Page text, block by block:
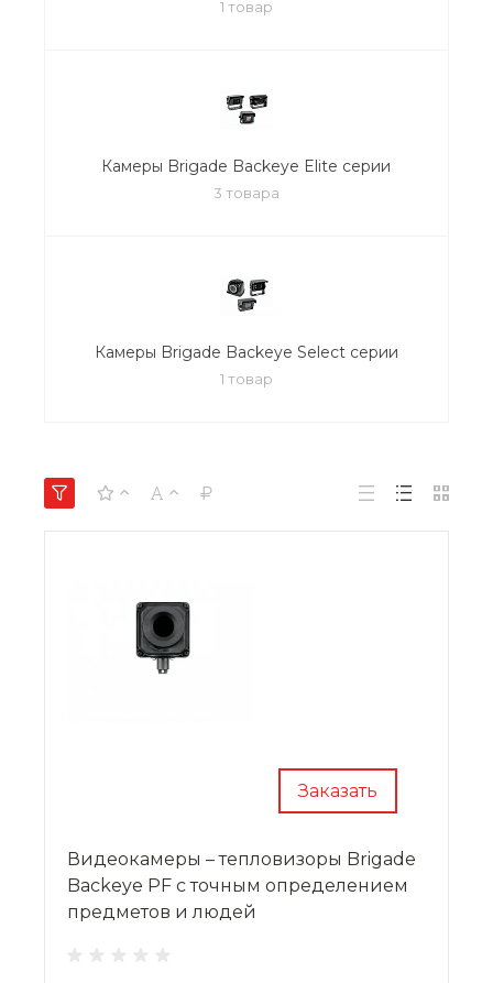
1 товар
Камеры Brigade Backeye Elite серии
3 товара
Камеры Brigade Backeye Select серии
1 товар
Заказать
Видеокамеры – тепловизоры Brigade
Backeye PF с точным определением
предметов и людей